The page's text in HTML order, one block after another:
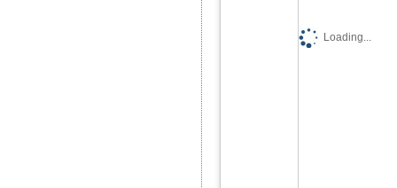
Loading...